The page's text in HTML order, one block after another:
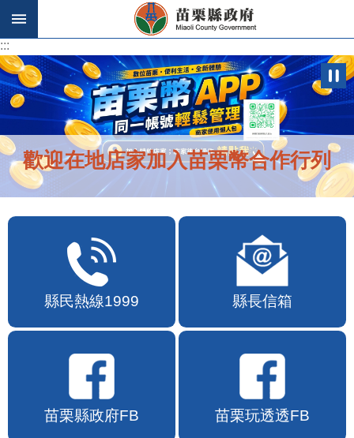
跳到主要內容區塊
:::
:::
歡迎在地店家加入苗栗幣合作行列
縣民熱線1999 縣長信箱
苗栗縣政府FB 苗栗玩透透FB